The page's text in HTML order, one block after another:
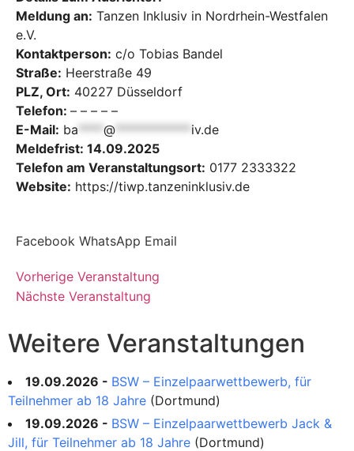
Meldung an: Tanzen Inklusiv in Nordrhein-Westfalen
e.V.
Kontaktperson: c/o Tobias Bandel
Straße: Heerstraße 49
PLZ, Ort: 40227 Düsseldorf
Telefon: – – – – –
E-Mail: ba **** @ ************ iv.de
Meldefrist: 14.09.2025
Telefon am Veranstaltungsort: 0177 2333322
Website: https://tiwp.tanzeninklusiv.de
Facebook WhatsApp Email
Vorherige Veranstaltung
Nächste Veranstaltung
Weitere Veranstaltungen
19.09.2026 - BSW – Einzelpaarwettbewerb, für
Teilnehmer ab 18 Jahre (Dortmund)
19.09.2026 - BSW – Einzelpaarwettbewerb Jack &
Jill, für Teilnehmer ab 18 Jahre (Dortmund)